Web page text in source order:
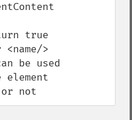
true
<name/>
be used
not